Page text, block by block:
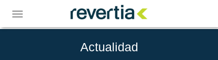
content
Toggle
navigation
Actualidad